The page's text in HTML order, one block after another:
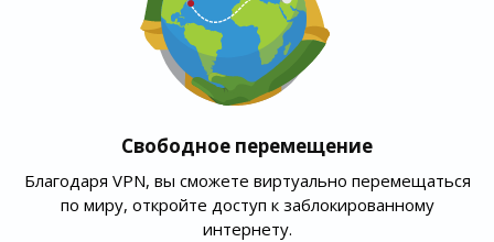
Свободное перемещение
Благодаря VPN, вы сможете виртуально перемещаться
по миру, откройте доступ к заблокированному
интернету.